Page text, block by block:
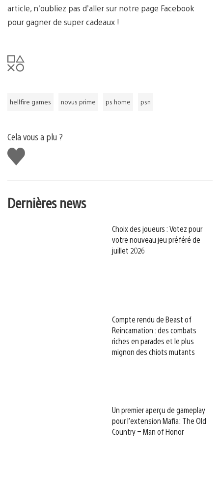
article, n’oubliez pas d’aller sur notre page Facebook
pour gagner de super cadeaux !
hellfire games novus prime ps home psn
Cela vous a plu ?
J'aime
Dernières news
Choix des joueurs : Votez pour
votre nouveau jeu préféré de
juillet 2026
Compte rendu de Beast of
Reincarnation : des combats
riches en parades et le plus
mignon des chiots mutants
Un premier aperçu de gameplay
pour l’extension Mafia: The Old
Country – Man of Honor